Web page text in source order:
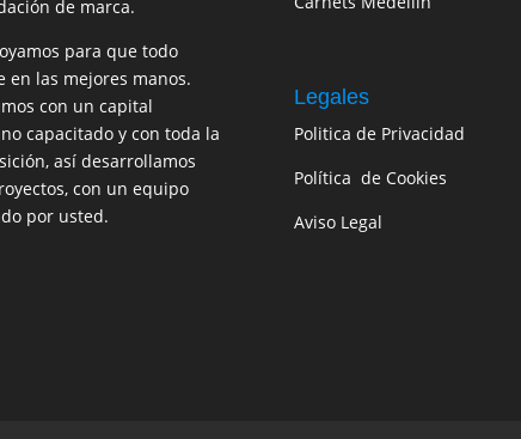
de marca.
para que todo
en las mejores manos.
con un capital
capacitado y con toda la
así desarrollamos
con un equipo
por usted.
Legales
Politica de Privacidad
Política de Cookies
Aviso Legal